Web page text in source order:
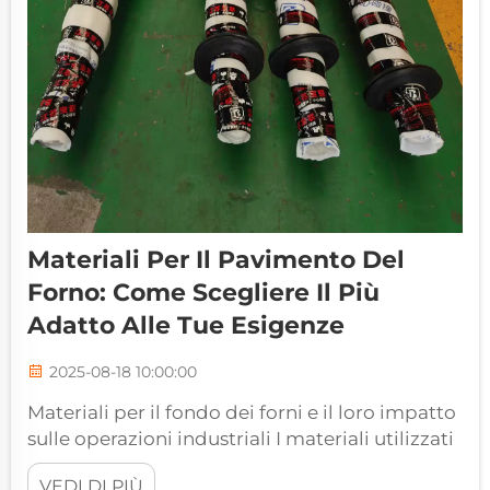
Materiali Per Il Pavimento Del
Forno: Come Scegliere Il Più
Adatto Alle Tue Esigenze
2025-08-18 10:00:00
Materiali per il fondo dei forni e il loro impatto
sulle operazioni industriali I materiali utilizzati
per il fondo dei forni svolgono un ruolo